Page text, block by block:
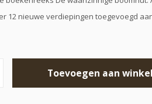
12 nieuwe verdiepingen toegevoegd
Toevoegen aan